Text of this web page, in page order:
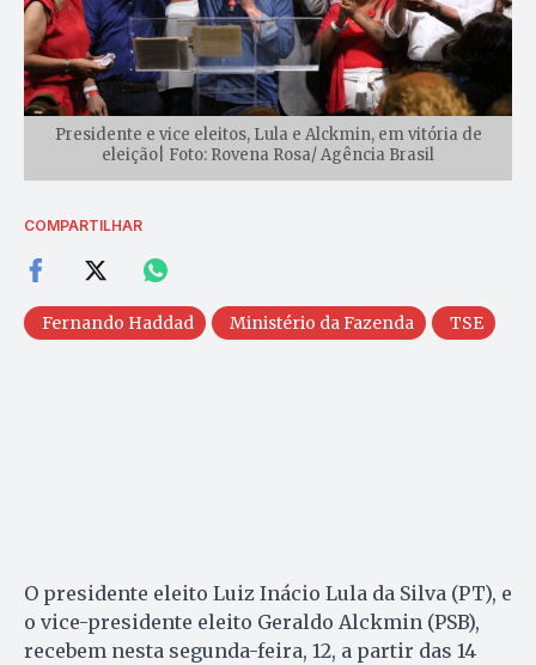
Presidente e vice eleitos, Lula e Alckmin, em vitória de
eleição| Foto: Rovena Rosa/ Agência Brasil
COMPARTILHAR
Fernando Haddad Ministério da Fazenda TSE
O presidente eleito Luiz Inácio Lula da Silva (PT), e
o vice-presidente eleito Geraldo Alckmin (PSB),
recebem nesta segunda-feira, 12, a partir das 14